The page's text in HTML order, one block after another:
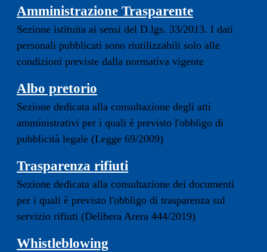
Amministrazione Trasparente
Sezione istituita ai sensi del D.lgs. 33/2013. I dati
personali pubblicati sono riutilizzabili solo alle
condizioni previste dalla normativa vigente
Albo pretorio
Sezione dedicata alla consultazione degli atti
amministrativi per i quali è previsto l'obbligo di
pubblicità legale (Legge 69/2009)
Trasparenza rifiuti
Sezione dedicata alla consultazione dei documenti
per i quali è previsto l'obbligo di trasparenza sul
servizio rifiuti (Delibera Arera 444/2019)
Whistleblowing